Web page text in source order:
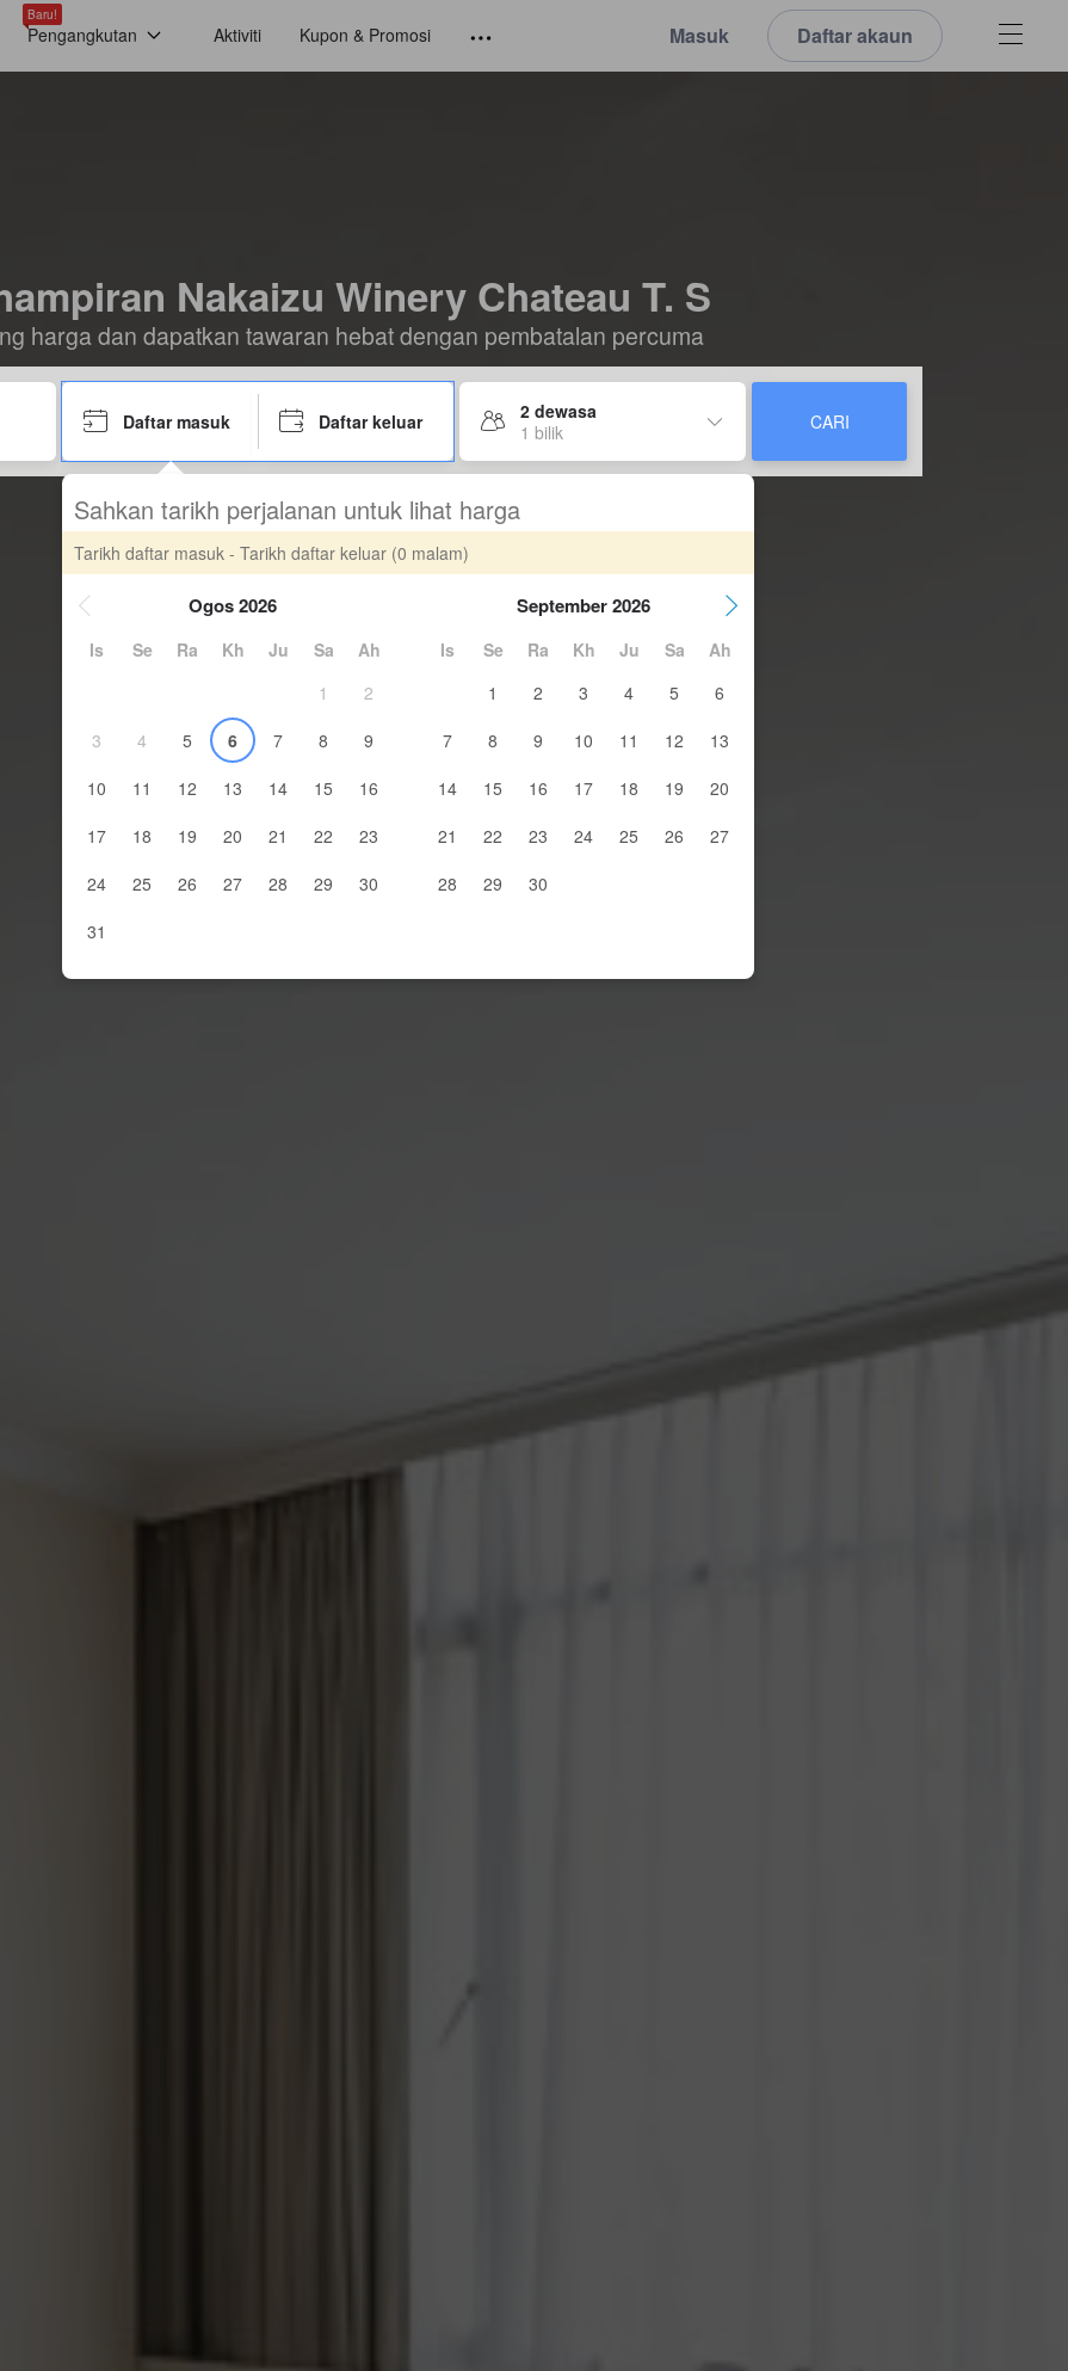
Baru!
Pengangkutan Aktiviti Kupon & Promosi Masuk Daftar akaun
Nakaizu Winery Chateau T. S
harga dan dapatkan tawaran hebat dengan pembatalan percuma
Daftar masuk Daftar keluar
2 dewasa
1 bilik
CARI
Sahkan tarikh perjalanan untuk lihat harga
Tarikh daftar masuk - Tarikh daftar keluar (0 malam)
Ogos 2026
Is Se Ra Kh Ju Sa
Ah
1
2
3
4 5 6 7 8
9
10
11 12 13 14 15
16
17
18 19 20 21 22
23
24
25 26 27 28 29
30
31
September 2026
Is Se Ra Kh Ju Sa
Ah
1
2 3 4 5
6
7
8 9 10 11 12
13
14
15 16 17 18 19
20
21
22 23 24 25 26
27
28
29 30